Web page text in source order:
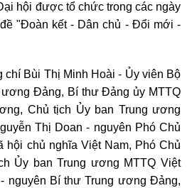
hội được tổ chức trong các ngày
"Đoàn kết - Dân chủ - Đổi mới -
Bùi Thị Minh Hoài - Ủy viên Bộ
Đảng, Bí thư Đảng ủy MTTQ
Chủ tịch Ủy ban Trung ương
Thị Doan - nguyên Phó Chủ
hội chủ nghĩa Việt Nam, Phó Chủ
Ủy ban Trung ương MTTQ Việt
nguyên Bí thư Trung ương Đảng,